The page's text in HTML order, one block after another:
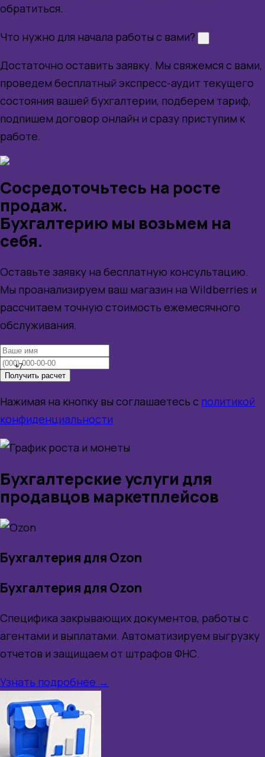
обратиться.
Что нужно для начала работы с вами?
Достаточно оставить заявку. Мы свяжемся с вами,
проведем бесплатный экспресс-аудит текущего
состояния вашей бухгалтерии, подберем тариф,
подпишем договор онлайн и сразу приступим к
работе.
Сосредоточьтесь на росте
продаж.
Бухгалтерию мы возьмем на
себя.
Оставьте заявку на бесплатную консультацию.
Мы проанализируем ваш магазин на Wildberries и
рассчитаем точную стоимость ежемесячного
обслуживания.
+7
Получить расчет
Нажимая на кнопку вы соглашаетесь с политикой
конфиденциальности
Бухгалтерские услуги для
продавцов маркетплейсов
Бухгалтерия для Ozon
Бухгалтерия для Ozon
Специфика закрывающих документов, работы с
агентами и выплатами. Автоматизируем выгрузку
отчетов и защищаем от штрафов ФНС.
Узнать подробнее →